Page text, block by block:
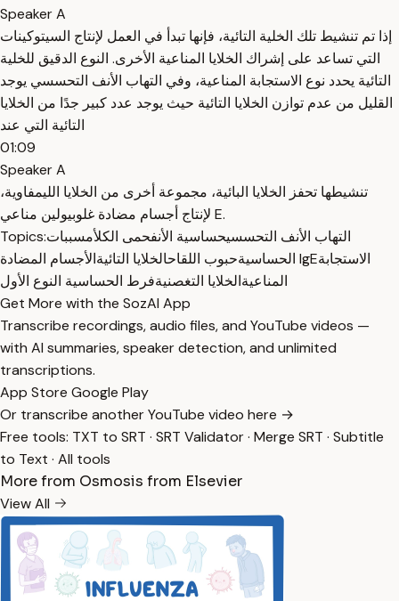
Speaker A
إذا تم تنشيط تلك الخلية التائية، فإنها تبدأ في العمل لإنتاج السيتوكينات
التي تساعد على إشراك الخلايا المناعية الأخرى. النوع الدقيق للخلية
التائية يحدد نوع الاستجابة المناعية، وفي التهاب الأنف التحسسي يوجد
القليل من عدم توازن الخلايا التائية حيث يوجد عدد كبير جدًا من الخلايا
التائية التي عند
01:09
Speaker A
تنشيطها تحفز الخلايا البائية، مجموعة أخرى من الخلايا الليمفاوية،
لإنتاج أجسام مضادة غلوبيولين مناعي E.
Topics:
التهاب الأنف التحسسيحساسية الأنفحمى الكلأمسببات
الحساسيةحبوب اللقاحالخلايا التائية الأجسام المضادة IgEالاستجابة
المناعيةالخلايا التغصنيةفرط الحساسية النوع الأول
Get More with the SozAI App
Transcribe recordings, audio files, and YouTube videos —
with AI summaries, speaker detection, and unlimited
transcriptions.
App Store Google Play
Or transcribe another YouTube video here →
Free tools: TXT to SRT · SRT Validator· Merge SRT · Subtitle
to Text · All tools
More from Osmosis from Elsevier
View All